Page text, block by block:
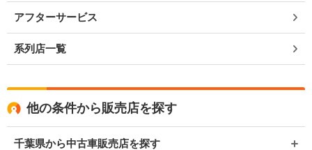
アフターサービス
系列店一覧
他の条件から販売店を探す
千葉県から中古車販売店を探す